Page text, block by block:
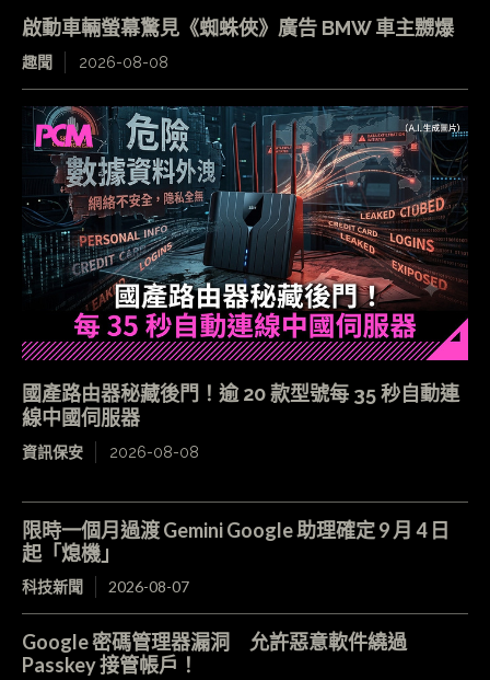
啟動車輛螢幕驚見《蜘蛛俠》廣告 BMW 車主嬲爆
趣聞 2026-08-08
國產路由器秘藏後門！逾 20 款型號每 35 秒自動連
線中國伺服器
資訊保安 2026-08-08
限時一個月過渡 Gemini Google 助理確定 9 月 4 日
起「熄機」
科技新聞 2026-08-07
Google 密碼管理器漏洞 允許惡意軟件繞過
Passkey 接管帳戶！